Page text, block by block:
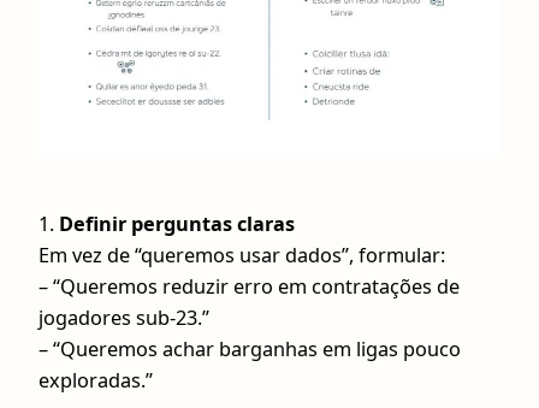
1. Definir perguntas claras
Em vez de “queremos usar dados”, formular:
– “Queremos reduzir erro em contratações de
jogadores sub-23.”
– “Queremos achar barganhas em ligas pouco
exploradas.”